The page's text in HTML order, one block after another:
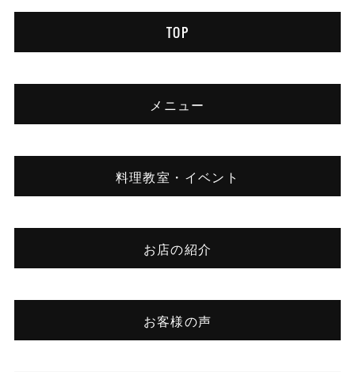
TOP
メニュー
料理教室・イベント
お店の紹介
お客様の声